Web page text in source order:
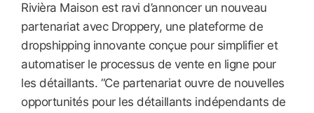
Rivièra Maison est ravi d’annoncer un nouveau
partenariat avec Droppery, une plateforme de
dropshipping innovante conçue pour simplifier et
automatiser le processus de vente en ligne pour
les détaillants. “Ce partenariat ouvre de nouvelles
opportunités pour les détaillants indépendants de